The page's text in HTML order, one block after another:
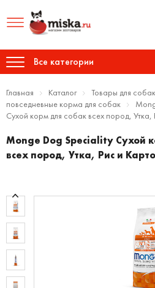
Все категории
Главная Каталог Товары для собак
повседневные корма для собак
Сухой корм для собак всех пород, Утка,
Monge Dog Speciality Сухой
всех пород, Утка, Рис и